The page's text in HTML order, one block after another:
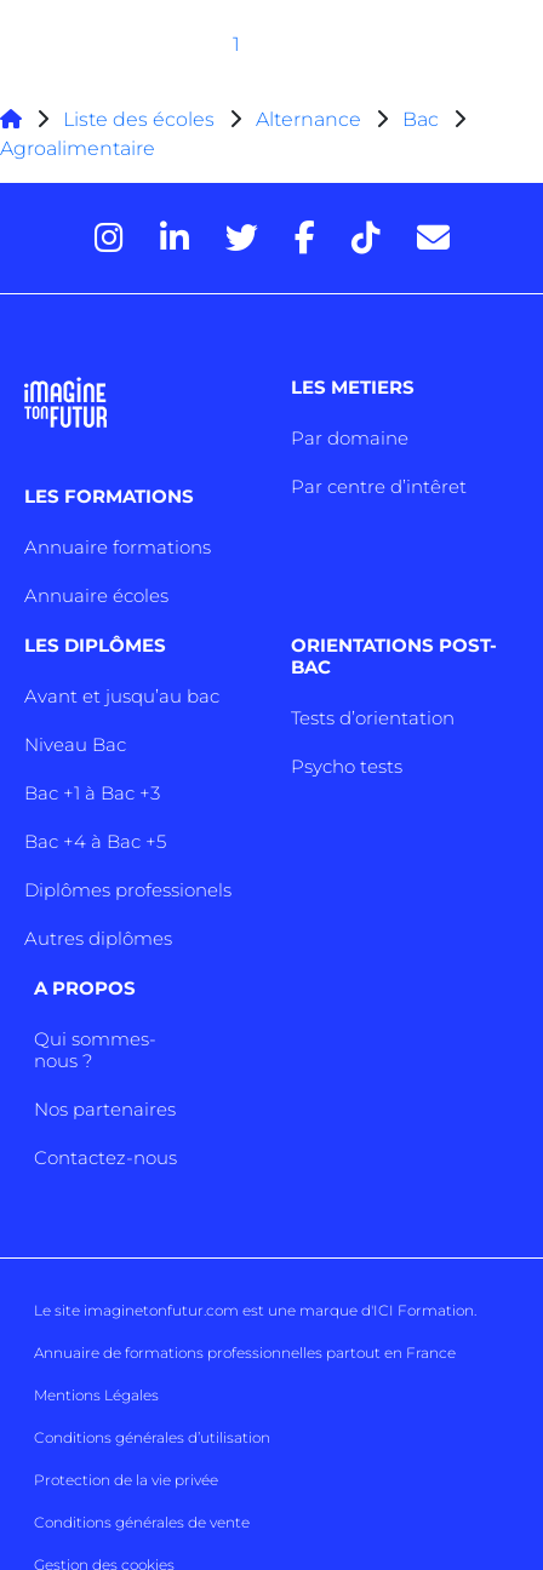
1
Liste des écoles Alternance
Bac
Agroalimentaire
LES FORMATIONS
Annuaire formations
Annuaire écoles
LES METIERS
Par domaine
Par centre d’intêret
LES DIPLÔMES
Avant et jusqu’au bac
Niveau Bac
Bac +1 à Bac +3
Bac +4 à Bac +5
Diplômes professionels
Autres diplômes
ORIENTATIONS POST-
BAC
Tests d’orientation
Psycho tests
A PROPOS
Qui sommes-
nous ?
Nos partenaires
Contactez-nous
Le site imaginetonfutur.com est une marque d'ICI Formation.
Annuaire de formations professionnelles partout en France
Mentions Légales
Conditions générales d’utilisation
Protection de la vie privée
Conditions générales de vente
Gestion des cookies